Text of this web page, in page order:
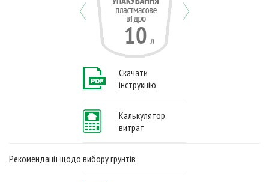
Previous Next
Скачати
інструкцію
Калькулятор
витрат
Рекомендації щодо вибору грунтів